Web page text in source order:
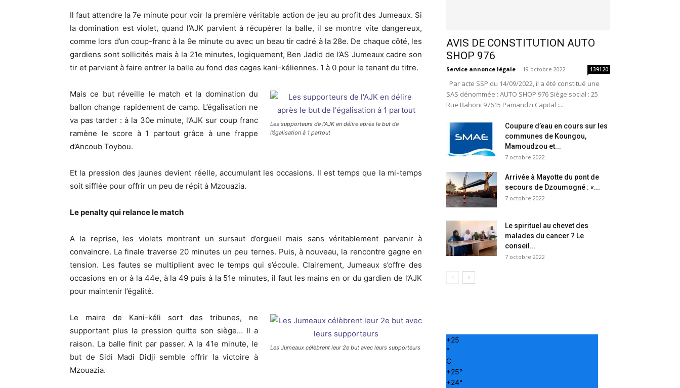
Il faut attendre la 7e minute pour voir la première véritable action de jeu au profit des Jumeaux. Si
la domination est violet, quand l’AJK parvient à récupérer la balle, il se montre vite dangereux,
comme lors d’un coup-franc à la 9e minute ou avec un beau tir cadré à la 28e. De chaque côté, les
gardiens sont sollicités mais à la 21e minutes, logiquement, Ben Jadid de l’AS Jumeaux cadre son
tir et parvient à faire entrer la balle au fond des cages kani-kéliennes. 1 à 0 pour le tenant du titre.
Les supporteurs de l’AJK en délire après le but de
l’égalisation à 1 partout
Mais ce but réveille le match et la domination du
ballon change rapidement de camp. L’égalisation ne
va pas tarder : à la 30e minute, l’AJK sur coup franc
ramène le score à 1 partout grâce à une frappe
d’Ancoub Toybou.
Et la pression des jaunes devient réelle, accumulant les occasions. Il est temps que la mi-temps
soit sifflée pour offrir un peu de répit à Mzouazia.
Le penalty qui relance le match
A la reprise, les violets montrent un sursaut d’orgueil mais sans véritablement parvenir à
convaincre. La finale traverse 20 minutes un peu ternes. Puis, à nouveau, la rencontre gagne en
tension. Les fautes se multiplient avec le temps qui s’écoule. Clairement, Jumeaux s’offre des
occasions en or à la 44e, à la 49 puis à la 51e minutes, il faut les mains en or du gardien de l’AJK
pour maintenir l’égalité.
Les Jumeaux célèbrent leur 2e but avec leurs supporteurs
Le maire de Kani-kéli sort des tribunes, ne
supportant plus la pression quitte son siège… Il a
raison. La balle finit par passer. A la 41e minute, le
but de Sidi Madi Didji semble offrir la victoire à
Mzouazia.
AVIS DE CONSTITUTION AUTO
SHOP 976
Service annonce légale - 19 octobre 2022 139120
Par acte SSP du 14/09/2022, il a été constitué une
SAS dénommée : AUTO SHOP 976 Siège social : 25
Rue Bahoni 97615 Pamandzi Capital :...
Coupure d’eau en cours sur les
communes de Koungou,
Mamoudzou et...
7 octobre 2022
Arrivée à Mayotte du pont de
secours de Dzoumogné : «...
7 octobre 2022
Le spirituel au chevet des
malades du cancer ? Le
conseil...
7 octobre 2022
+25
°
C
+25°
+24°